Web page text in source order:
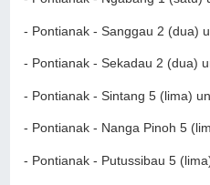
- Pontianak - Sanggau 2 (dua)
- Pontianak - Sekadau 2 (dua)
- Pontianak - Sintang 5 (lima)
- Pontianak - Nanga Pinoh 5
- Pontianak - Putussibau 5